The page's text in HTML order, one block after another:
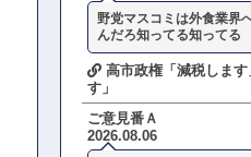
野党マスコミは外食業界
んだろ知ってる知ってる
高市政権「減税しま
す」
ご意見番Ａ
2026.08.06